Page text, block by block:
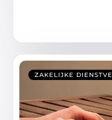
ZAKELIJKE